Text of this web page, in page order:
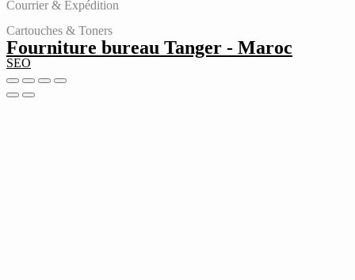
Courrier & Expédition
Cartouches & Toners
Fourniture bureau Tanger - Maroc
SEO